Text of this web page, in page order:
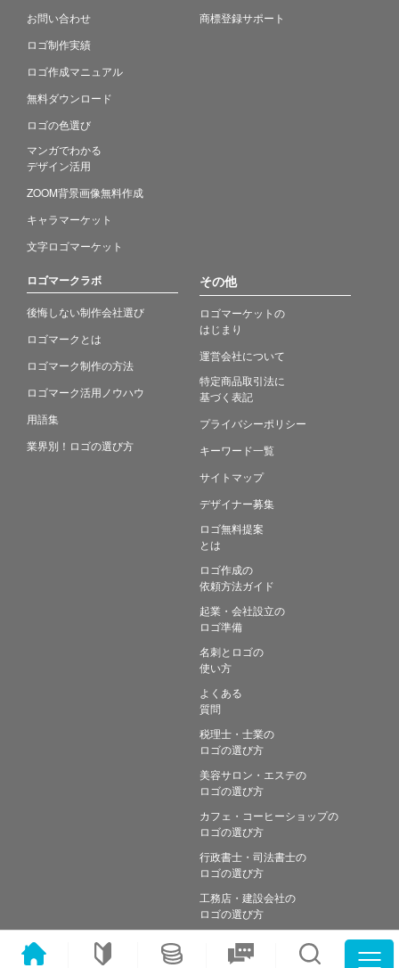
お問い合わせ
ロゴ制作実績
ロゴ作成マニュアル
無料ダウンロード
ロゴの色選び
マンガでわかる
デザイン活用
ZOOM背景画像無料作成
キャラマーケット
文字ロゴマーケット
商標登録サポート
ロゴマークラボ
後悔しない制作会社選び
ロゴマークとは
ロゴマーク制作の方法
ロゴマーク活用ノウハウ
用語集
業界別！ロゴの選び方
その他
ロゴマーケットの
はじまり
運営会社について
特定商品取引法に
基づく表記
プライバシーポリシー
キーワード一覧
サイトマップ
デザイナー募集
ロゴ無料提案
とは
ロゴ作成の
依頼方法ガイド
起業・会社設立の
ロゴ準備
名刺とロゴの
使い方
よくある
質問
税理士・士業の
ロゴの選び方
美容サロン・エステの
ロゴの選び方
カフェ・コーヒーショップの
ロゴの選び方
行政書士・司法書士の
ロゴの選び方
工務店・建設会社の
ロゴの選び方